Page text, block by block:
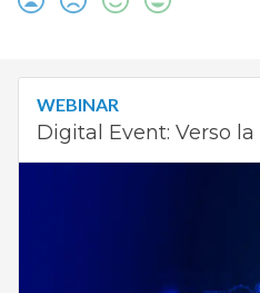
WEBINAR
Digital Event: Verso